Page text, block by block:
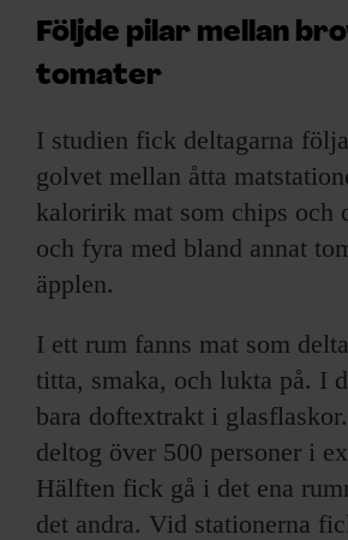
Följde pilar mellan
tomater
I studien fick deltagarna
golvet mellan åtta
kaloririk mat som chips och
och fyra med bland annat
äpplen.
I ett rum fanns mat som
titta, smaka, och lukta på. I
bara doftextrakt i
deltog över 500 personer i
Hälften fick gå i det ena
det andra. Vid stationerna